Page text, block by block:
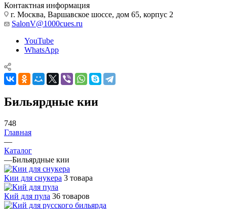
Контактная информация
г. Москва, Варшавское шоссе, дом 65, корпус 2
SalonV@1000cues.ru
YouTube
WhatsApp
Бильярдные кии
748
Главная
—
Каталог
—Бильярдные кии
Кии для снукера 3 товара
Кий для пула 36 товаров